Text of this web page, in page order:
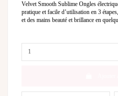
Velvet Smooth Sublime Ongles
pratique et facile d’utilisation en 3
et des mains beauté et brillance en